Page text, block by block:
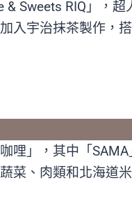
Sweets RIQ」，
入宇治抹茶製作，
哩」，其中「
菜、肉類和北海道